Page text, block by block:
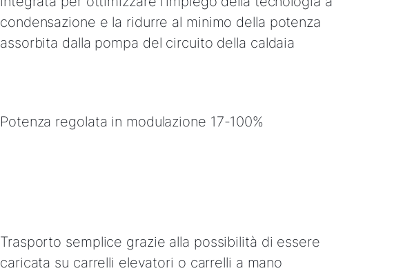
condensazione e la ridurre al minimo della potenza
assorbita dalla pompa del circuito della caldaia
Potenza regolata in modulazione 17-100%
Trasporto semplice grazie alla possibilità di essere
caricata su carrelli elevatori o carrelli a mano